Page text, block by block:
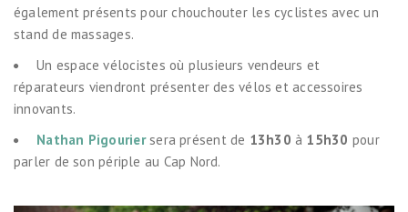
également présents pour chouchouter les cyclistes avec un
stand de massages.
Un espace vélocistes où plusieurs vendeurs et
réparateurs viendront présenter des vélos et accessoires
innovants.
Nathan Pigouriersera présent de 13h30 à 15h30 pour
parler de son périple au Cap Nord.